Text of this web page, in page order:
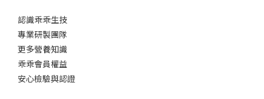
認識乖乖生技
專業研製團隊
更多營養知識
乖乖會員權益
安心檢驗與認證